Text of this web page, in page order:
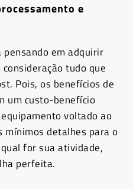
e
em adquirir
tudo que
Pois, os benefícios de
um custo-benefício
voltado ao
mínimos detalhes para o
for sua atividade,
perfeita.